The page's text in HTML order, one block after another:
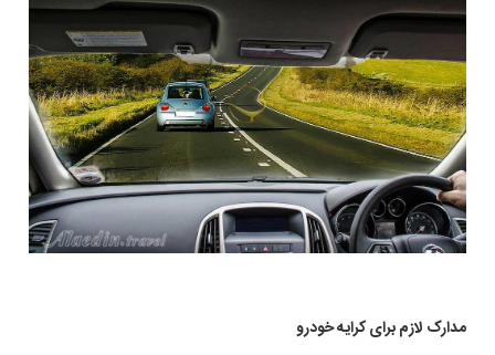
مدارک لازم برای کرایه خودرو